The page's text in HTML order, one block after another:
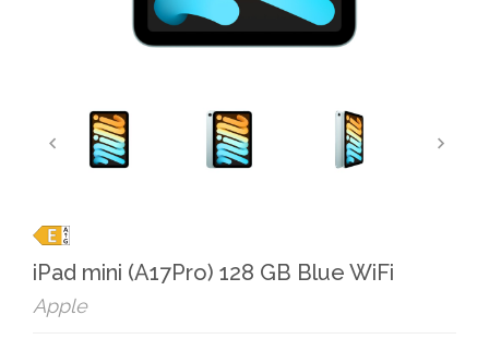
iPad mini (A17Pro) 128 GB Blue WiFi
Apple